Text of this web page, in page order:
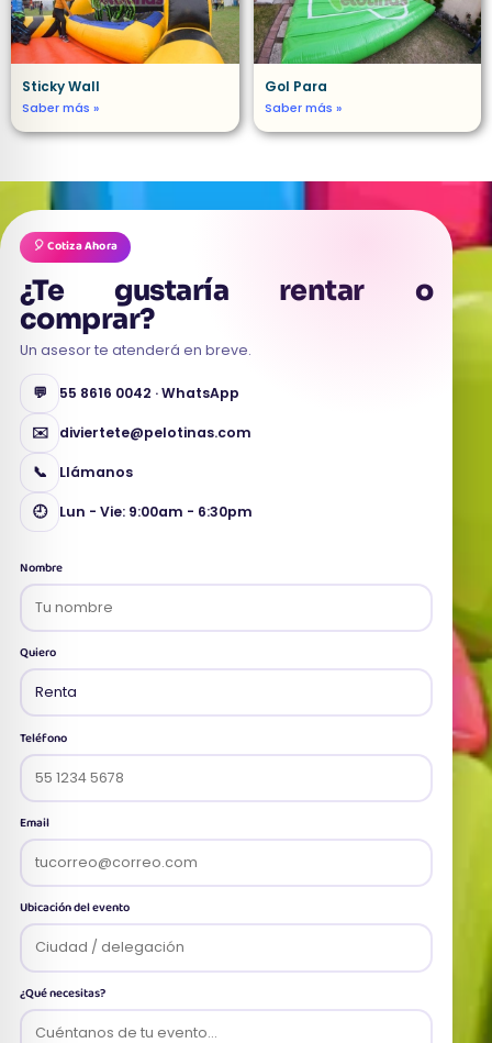
Sticky Wall
Saber más »
Gol Para
Saber más »
🎈 Cotiza Ahora
¿Te gustaría rentar o
comprar?
Un asesor te atenderá en breve.
💬 55 8616 0042 · WhatsApp
✉️ diviertete@pelotinas.com
📞 Llámanos
🕘 Lun - Vie: 9:00am - 6:30pm
Nombre
Quiero
Teléfono
Email
Ubicación del evento
¿Qué necesitas?